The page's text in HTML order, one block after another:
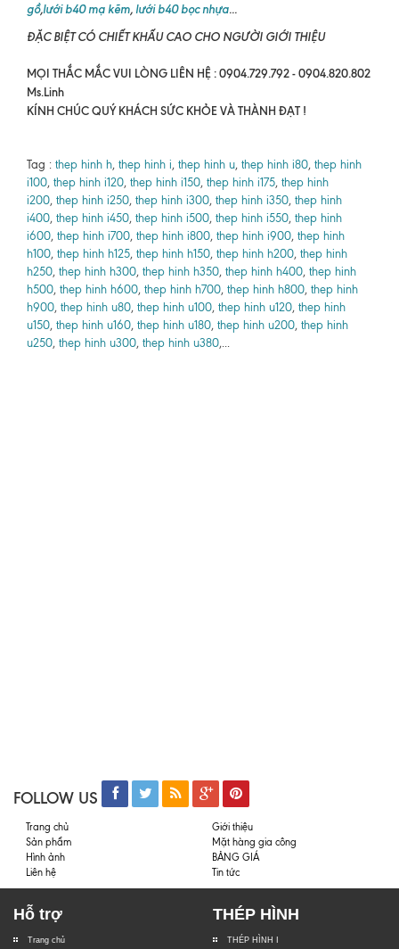
gồ,lưới b40 mạ kẽm, lưới b40 bọc nhựa...
ĐẶC BIỆT CÓ CHIẾT KHẤU CAO CHO NGƯỜI GIỚI THIỆU
MỌI THẮC MẮC VUI LÒNG LIÊN HỆ : 0904.729.792 - 0904.820.802
Ms.Linh
KÍNH CHÚC QUÝ KHÁCH SỨC KHỎE VÀ THÀNH ĐẠT !
Tag : thep hinh h, thep hinh i, thep hinh u, thep hinh i80, thep hinh
i100, thep hinh i120, thep hinh i150, thep hinh i175, thep hinh
i200, thep hinh i250, thep hinh i300, thep hinh i350, thep hinh
i400, thep hinh i450, thep hinh i500, thep hinh i550, thep hinh
i600, thep hinh i700, thep hinh i800, thep hinh i900, thep hinh
h100, thep hinh h125, thep hinh h150, thep hinh h200, thep hinh
h250, thep hinh h300, thep hinh h350, thep hinh h400, thep hinh
h500, thep hinh h600, thep hinh h700, thep hinh h800, thep hinh
h900, thep hinh u80, thep hinh u100, thep hinh u120, thep hinh
u150, thep hinh u160, thep hinh u180, thep hinh u200, thep hinh
u250, thep hinh u300, thep hinh u380,...
FOLLOW US
Trang chủ
Giới thiệu
Sản phẩm
Mặt hàng gia công
Hình ảnh
BẢNG GIÁ
Liên hệ
Tin tức
Hỗ trợ
Trang chủ
THÉP HÌNH
THÉP HÌNH I